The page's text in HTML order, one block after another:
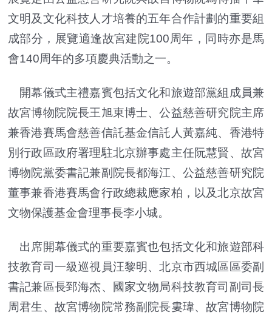
文明及文化科技人才培養的五年合作計劃的重要組
成部分，展覽適逢故宮建院100周年，同時亦是馬
會140周年的多項慶典活動之一。
開幕儀式主禮嘉賓包括文化和旅遊部黨組成員兼
故宮博物院院長王旭東博士、公益慈善研究院主席
兼香港賽馬會慈善信託基金信託人黃嘉純、香港特
別行政區政府署理駐北京辦事處主任阮慧賢、故宮
博物院黨委書記兼副院長都海江、公益慈善研究院
董事兼香港賽馬會行政總裁應家柏，以及北京故宮
文物保護基金會理事長李小城。
出席開幕儀式的重要嘉賓也包括文化和旅遊部科
技教育司一級巡視員汪黎明、北京市西城區區委副
書記兼區長郅海杰、國家文物局科技教育司副司長
周君生、故宮博物院常務副院長婁瑋、故宮博物院